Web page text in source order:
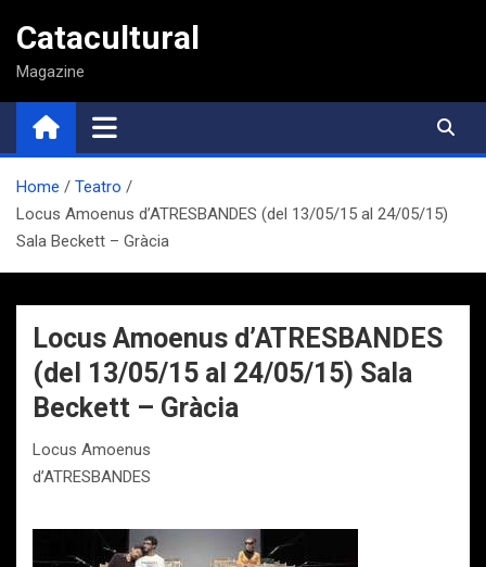
contenido
Catacultural
Magazine
Home
Teatro
Locus Amoenus d’ATRESBANDES (del 13/05/15 al 24/05/15)
Sala Beckett – Gràcia
Locus Amoenus d’ATRESBANDES
(del 13/05/15 al 24/05/15) Sala
Beckett – Gràcia
Locus Amoenus
d’ATRESBANDES